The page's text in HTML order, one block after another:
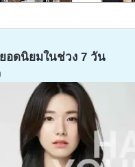
อดนิยมในช่วง 7 วัน